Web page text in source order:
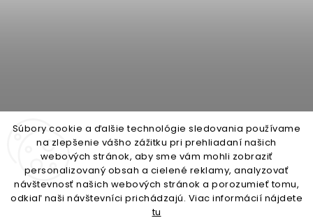
Súbory cookie a ďalšie technológie sledovania používame
na zlepšenie vášho zážitku pri prehliadaní našich
webových stránok, aby sme vám mohli zobraziť
personalizovaný obsah a cielené reklamy, analyzovať
návštevnosť našich webových stránok a porozumieť tomu,
odkiaľ naši návštevníci prichádzajú. Viac informácií nájdete
tu
open-gate.cz montazpohonu.sk